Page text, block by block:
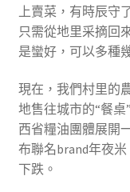
上賣菜，有時辰守
只需從地里采摘回
是蠻好，可以多種
現在，我們村里的
地售往城市的“餐
西省糧油團體展開
布聯名brand年夜
下跌。